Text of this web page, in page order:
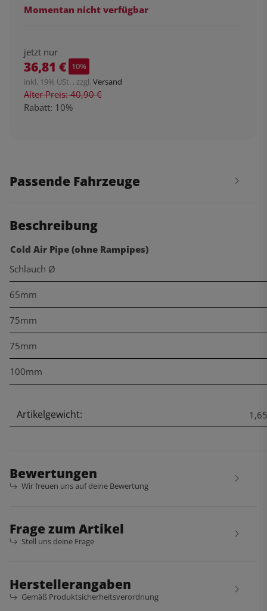
Momentan nicht verfügbar
jetzt nur
36,81 € 10%
inkl. 19% USt. , zzgl. Versand
Alter Preis: 40,90 €
Rabatt: 10%
Passende Fahrzeuge
Beschreibung
Cold Air Pipe (ohne Rampipes)
Schlauch Ø
65mm
75mm
75mm
100mm
Produkteigenschaft
Wert
Artikelgewicht: 1,65
Bewertungen
Wir freuen uns auf deine Bewertung
Frage zum Artikel
Stell uns deine Frage
Herstellerangaben
Gemäß Produktsicherheitsverordnung